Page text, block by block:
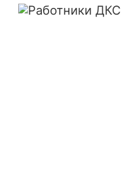
Работники ДКС